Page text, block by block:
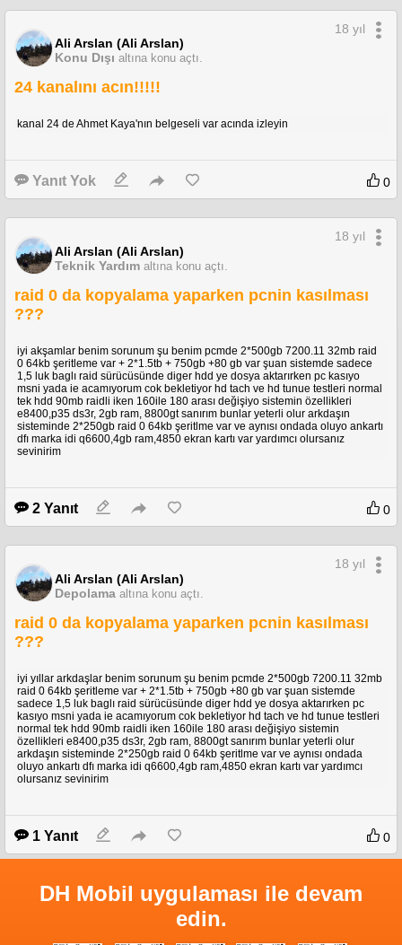
Ali Arslan (Ali Arslan)
Konu Dışı altına konu açtı.
18 yıl
24 kanalını acın!!!!!
kanal 24 de Ahmet Kaya'nın belgeseli var acında izleyin
Yanıt Yok 0
Ali Arslan (Ali Arslan)
Teknik Yardım altına konu açtı.
18 yıl
raid 0 da kopyalama yaparken pcnin kasılması
???
iyi akşamlar benim sorunum şu benim pcmde 2*500gb 7200.11 32mb raid
0 64kb şeritleme var + 2*1.5tb + 750gb +80 gb var şuan sistemde sadece
1,5 luk baglı raid sürücüsünde diger hdd ye dosya aktarırken pc kasıyo
msni yada ie acamıyorum cok bekletiyor hd tach ve hd tunue testleri normal
tek hdd 90mb raidli iken 160ile 180 arası değişiyo sistemin özellikleri
e8400,p35 ds3r, 2gb ram, 8800gt sanırım bunlar yeterli olur arkdaşın
sisteminde 2*250gb raid 0 64kb şeritlme var ve aynısı ondada oluyo ankartı
dfı marka idi q6600,4gb ram,4850 ekran kartı var yardımcı olursanız
sevinirim
2 Yanıt 0
Ali Arslan (Ali Arslan)
Depolama altına konu açtı.
18 yıl
raid 0 da kopyalama yaparken pcnin kasılması
???
iyi yıllar arkdaşlar benim sorunum şu benim pcmde 2*500gb 7200.11 32mb
raid 0 64kb şeritleme var + 2*1.5tb + 750gb +80 gb var şuan sistemde
sadece 1,5 luk baglı raid sürücüsünde diger hdd ye dosya aktarırken pc
kasıyo msni yada ie acamıyorum cok bekletiyor hd tach ve hd tunue testleri
normal tek hdd 90mb raidli iken 160ile 180 arası değişiyo sistemin
özellikleri e8400,p35 ds3r, 2gb ram, 8800gt sanırım bunlar yeterli olur
arkdaşın sisteminde 2*250gb raid 0 64kb şeritlme var ve aynısı ondada
oluyo ankartı dfı marka idi q6600,4gb ram,4850 ekran kartı var yardımcı
olursanız sevinirim
1 Yanıt 0
DH Mobil uygulaması ile devam
edin.